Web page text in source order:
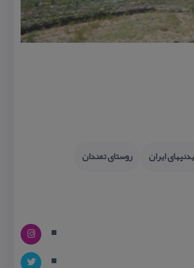
ایران
روستای تمندان